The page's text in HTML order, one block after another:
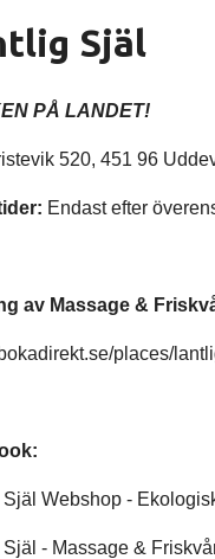
Själ
PÅ LANDET!
520, 451 96
Endast efter
av Massage &
places/
Själ Webshop -
Själ - Massage &